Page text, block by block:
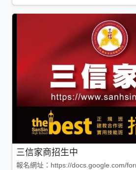
三信家商招生中
報名網址：https://docs.google.com/